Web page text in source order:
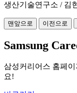
생산기술연구소 / 김
맨앞으로 이전으로
Samsung
삼성커리어스 홈페
요!